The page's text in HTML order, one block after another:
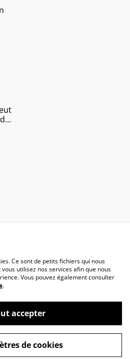
Politique de cookies
Ce sont de petits fichiers qui nous
utilisez nos services afin que nous
Vous pouvez également consulter
.
accepter
de cookies